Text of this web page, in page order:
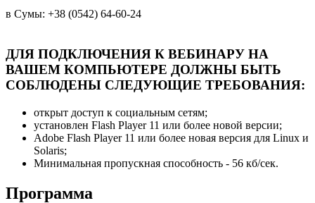
в Сумы: +38 (0542) 64-60-24
ДЛЯ ПОДКЛЮЧЕНИЯ К ВЕБИНАРУ НА
ВАШЕМ КОМПЬЮТЕРЕ ДОЛЖНЫ БЫТЬ
СОБЛЮДЕНЫ СЛЕДУЮЩИЕ ТРЕБОВАНИЯ:
открыт доступ к социальным сетям;
установлен Flash Player 11 или более новой версии;
Adobe Flash Player 11 или более новая версия для Linux и
Solaris;
Минимальная пропускная способность - 56 кб/сек.
Программа